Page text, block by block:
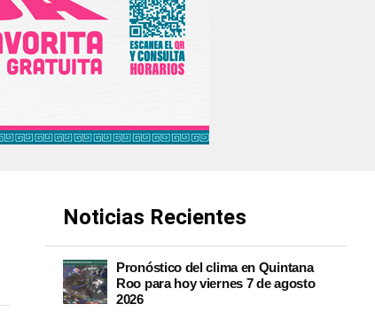
Noticias Recientes
Pronóstico del clima en Quintana
Roo para hoy viernes 7 de agosto
2026